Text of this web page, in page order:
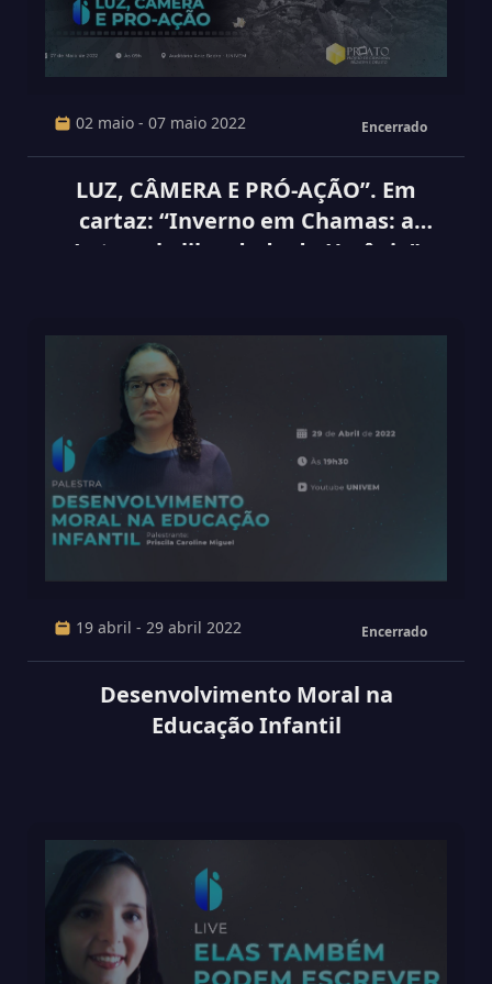
02 maio - 07 maio 2022 Encerrado
LUZ, CÂMERA E PRÓ-AÇÃO”. Em
cartaz: “Inverno em Chamas: a
Luta pela liberdade da Ucrânia”
19 abril - 29 abril 2022 Encerrado
Desenvolvimento Moral na
Educação Infantil